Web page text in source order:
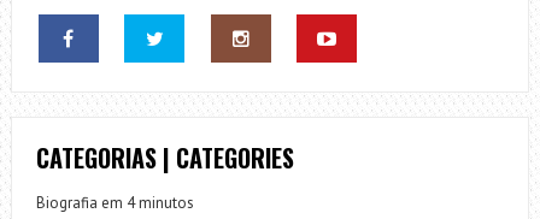
CATEGORIAS | CATEGORIES
Biografia em 4 minutos